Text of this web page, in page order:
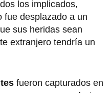
los implicados,
fue desplazado a un
sus heridas sean
extranjero tendría un
fueron capturados en